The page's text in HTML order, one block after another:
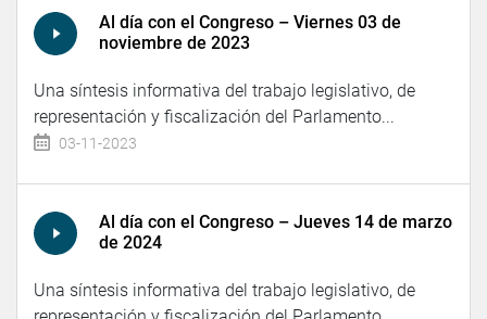
Al día con el Congreso – Viernes 03 de
noviembre de 2023
Una síntesis informativa del trabajo legislativo, de
representación y fiscalización del Parlamento...
03-11-2023
Al día con el Congreso – Jueves 14 de marzo
de 2024
Una síntesis informativa del trabajo legislativo, de